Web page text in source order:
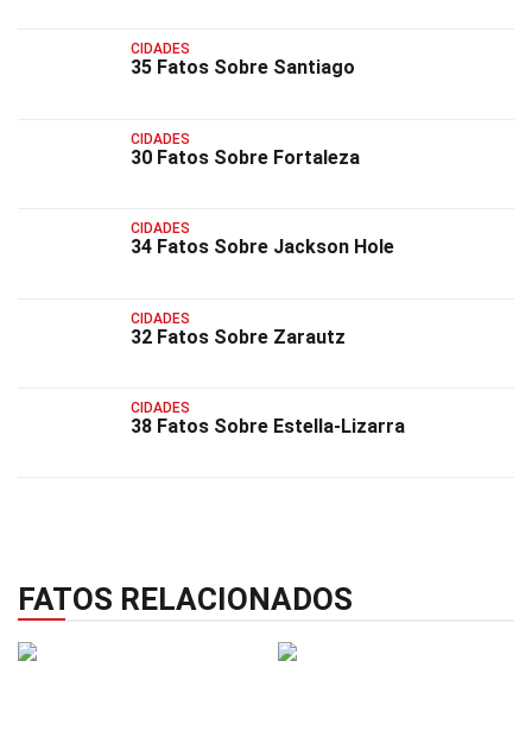
CIDADES
35 Fatos Sobre Santiago
CIDADES
30 Fatos Sobre Fortaleza
CIDADES
34 Fatos Sobre Jackson Hole
CIDADES
32 Fatos Sobre Zarautz
CIDADES
38 Fatos Sobre Estella-Lizarra
FATOS RELACIONADOS